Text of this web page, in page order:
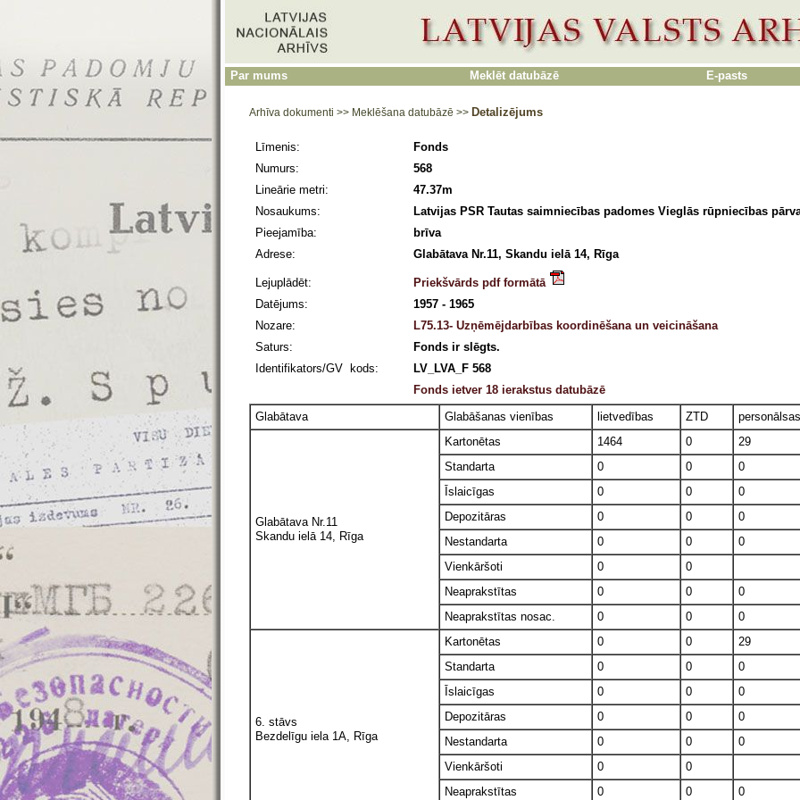
Par mums Meklēt datubāzē E-pasts
Arhīva dokumenti >> Meklēšana datubāzē >> Detalizējums
Līmenis:
Fonds
Numurs:
568
Lineārie metri:
47.37m
Nosaukums:
Latvijas PSR Tautas saimniecības padomes Vieglās rūpniecības
Pieejamība:
brīva
Adrese:
Glabātava Nr.11, Skandu ielā 14, Rīga
Lejuplādēt:
Priekšvārds pdf formātā
Datējums:
1957 - 1965
Nozare:
L75.13- Uzņēmējdarbības koordinēšana un veicināšana
Saturs:
Fonds ir slēgts.
Identifikators/GV kods:
LV_LVA_F 568
Fonds ietver 18 ierakstus datubāzē
Glabātava
Glabāšanas vienības lietvedības ZTD
Glabātava Nr.11
Skandu ielā 14, Rīga
Kartonētas 1464 0
29
Standarta
0 0
0
Īslaicīgas
0 0
0
Depozitāras
0 0
0
Nestandarta
0 0
0
Vienkāršoti
0
0
Neaprakstītas
0 0
0
Neaprakstītas nosac.
0 0 0
6. stāvs
Bezdelīgu iela 1A, Rīga
Kartonētas 0 0
29
Standarta
0 0
0
Īslaicīgas
0 0
0
Depozitāras
0 0
0
Nestandarta
0 0
0
Vienkāršoti
0
0
Neaprakstītas
0 0 0